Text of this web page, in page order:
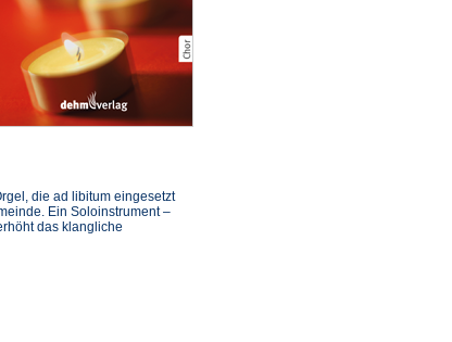
die ad libitum eingesetzt
Ein Soloinstrument –
das klangliche